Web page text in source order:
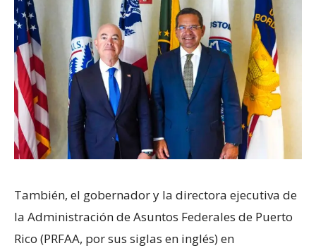
También, el gobernador y la directora ejecutiva de
la Administración de Asuntos Federales de Puerto
Rico (PRFAA, por sus siglas en inglés) en